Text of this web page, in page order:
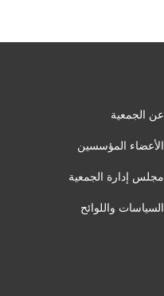
عن الجمعية
الأعضاء المؤسسين
مجلس إدارة الجمعية
السياسات واللوائح